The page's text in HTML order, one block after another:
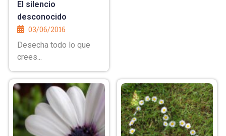
El silencio
desconocido
03/06/2016
Desecha todo lo que
crees...